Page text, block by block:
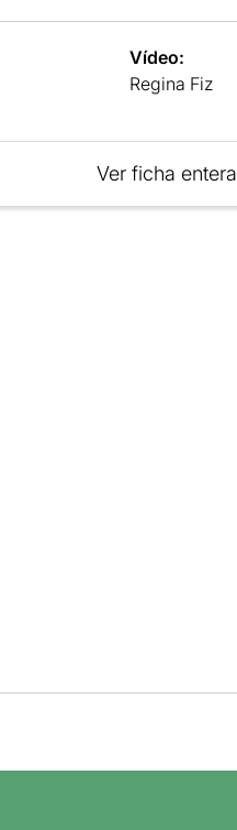
Vídeo:
Regina Fiz
Ver ficha entera